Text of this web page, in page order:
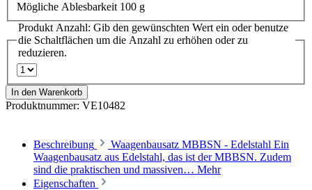
Mögliche Ablesbarkeit 100 g
Produkt Anzahl: Gib den gewünschten Wert ein oder benutze
die Schaltflächen um die Anzahl zu erhöhen oder zu
reduzieren.
In den Warenkorb
Produktnummer: VE10482
Beschreibung
Waagenbausatz MBBSN - Edelstahl Ein
Waagenbausatz aus Edelstahl, das ist der MBBSN. Zudem
sind die praktischen und massiven… Mehr
Eigenschaften